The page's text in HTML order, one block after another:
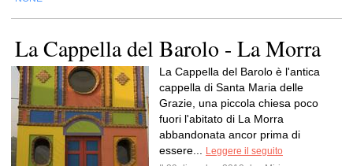
La Cappella del Barolo - La Morra
La Cappella del Barolo è l'antica
cappella di Santa Maria delle
Grazie, una piccola chiesa poco
fuori l'abitato di La Morra
abbandonata ancor prima di
essere...
Leggere il seguito